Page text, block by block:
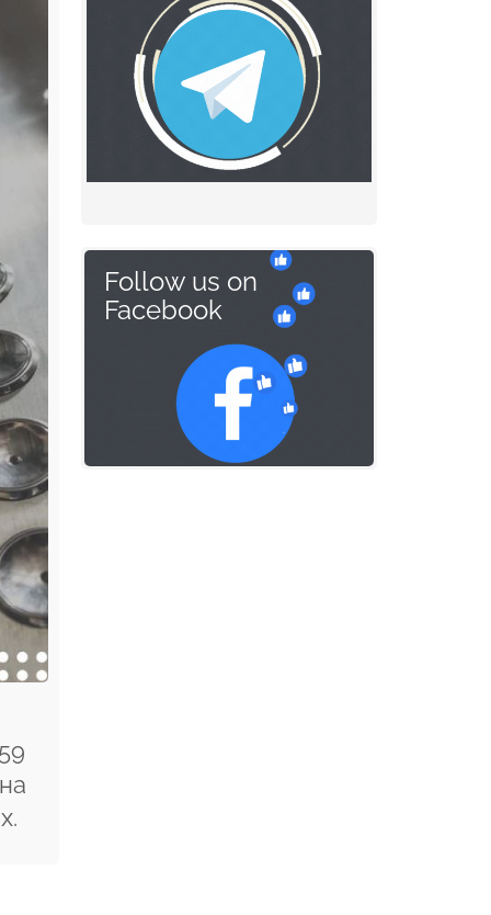
Follow us on
Facebook